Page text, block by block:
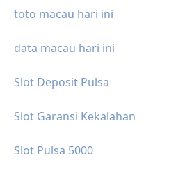
toto macau hari ini
data macau hari ini
Slot Deposit Pulsa
Slot Garansi Kekalahan
Slot Pulsa 5000